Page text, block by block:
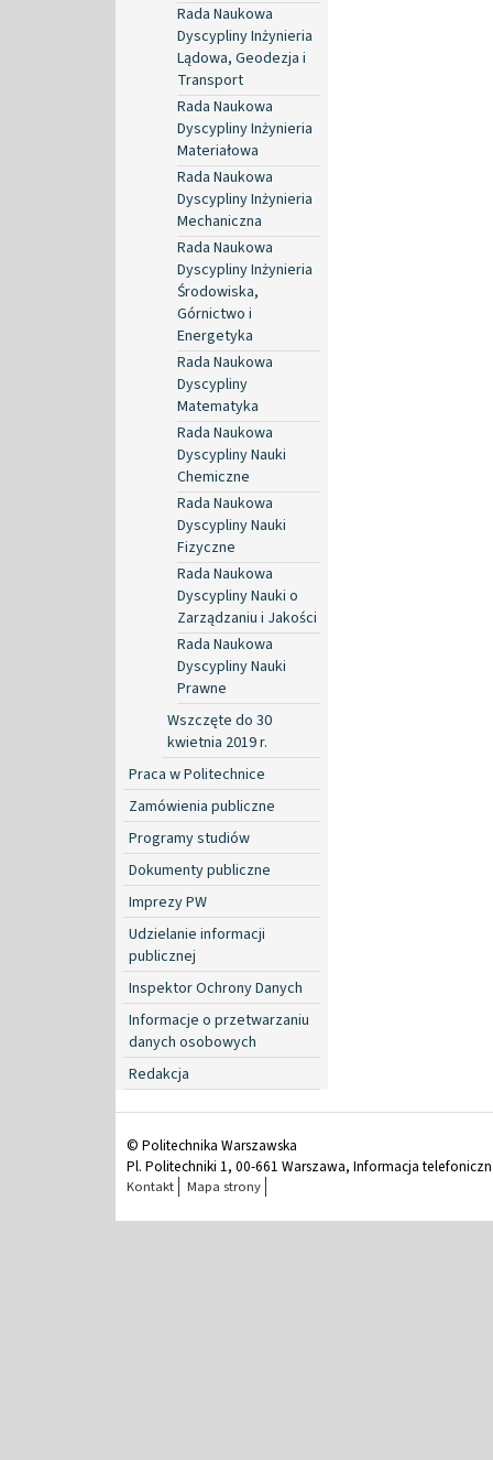
Rada Naukowa
Dyscypliny Inżynieria
Lądowa, Geodezja i
Transport
Rada Naukowa
Dyscypliny Inżynieria
Materiałowa
Rada Naukowa
Dyscypliny Inżynieria
Mechaniczna
Rada Naukowa
Dyscypliny Inżynieria
Środowiska,
Górnictwo i
Energetyka
Rada Naukowa
Dyscypliny
Matematyka
Rada Naukowa
Dyscypliny Nauki
Chemiczne
Rada Naukowa
Dyscypliny Nauki
Fizyczne
Rada Naukowa
Dyscypliny Nauki o
Zarządzaniu i Jakości
Rada Naukowa
Dyscypliny Nauki
Prawne
Wszczęte do 30
kwietnia 2019 r.
Praca w Politechnice
Zamówienia publiczne
Programy studiów
Dokumenty publiczne
Imprezy PW
Udzielanie informacji
publicznej
Inspektor Ochrony Danych
Informacje o przetwarzaniu
danych osobowych
Redakcja
© Politechnika Warszawska
Pl. Politechniki 1, 00-661 Warszawa, Informacja
Kontakt Mapa strony